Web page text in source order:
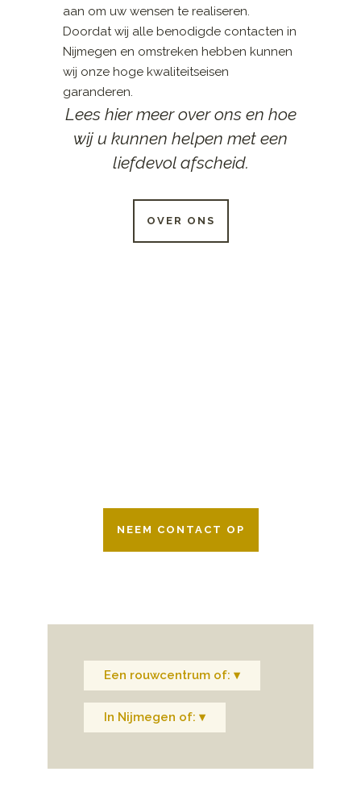
aan om uw wensen te realiseren.
Doordat wij alle benodigde contacten in
Nijmegen en omstreken hebben kunnen
wij onze hoge kwaliteitseisen
garanderen.
Lees hier meer over ons en hoe
wij u kunnen helpen met een
liefdevol afscheid.
OVER ONS
NEEM CONTACT OP
Een rouwcentrum of: ▾
In Nijmegen of: ▾